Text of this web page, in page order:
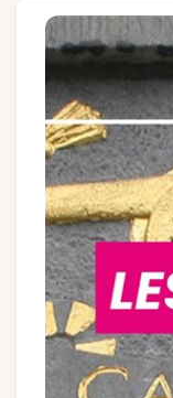
Presse
Gruppen und
EN NL DE